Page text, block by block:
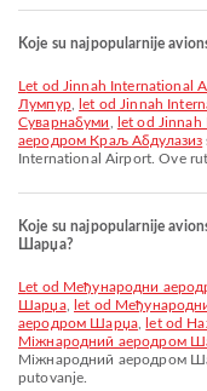
Koje su najpopularnije
let od Jinnah International Airport do Међународни аеродром Куала
Лумпур,
let od Jinnah
Суварнабуми
let od
аеродром Краљ Абдулазиз
International Airport. Ove
Koje su najpopularnije
Шарџа?
let od Међународни аеродром Бандаранаике do Міжнародний аеродром
Шарџа,
let od
аеродром Шарџа,
let od
Міжнародний аеродром
Міжнародний аеродром
putovanje.